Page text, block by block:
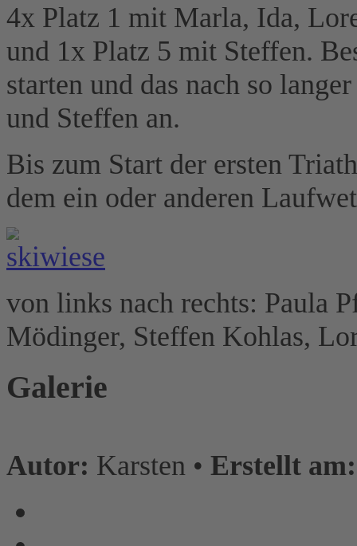
4x Platz 1 mit Marla, Ida,
und 1x Platz 5 mit Steffen.
starten und das nach so
und Steffen an.
Bis zum Start der ersten
dem ein oder anderen
von links nach rechts: Paula
Mödinger, Steffen Kohlas,
Galerie
Autor: Karsten • Erstellt am: